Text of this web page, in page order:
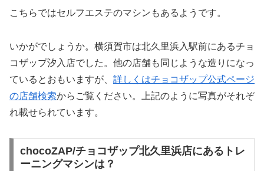
こちらではセルフエステのマシンもあるようです。
いかがでしょうか。横須賀市は北久里浜入駅前にあるチョ
コザップ汐入店でした。他の店舗も同じような造りになっ
ているとおもいますが、 詳しくはチョコザップ公式ページ
の店舗検索からご覧ください。上記のように写真がそれぞ
れ載せられています。
chocoZAP/チョコザップ北久里浜店にあるトレ
ーニングマシンは？